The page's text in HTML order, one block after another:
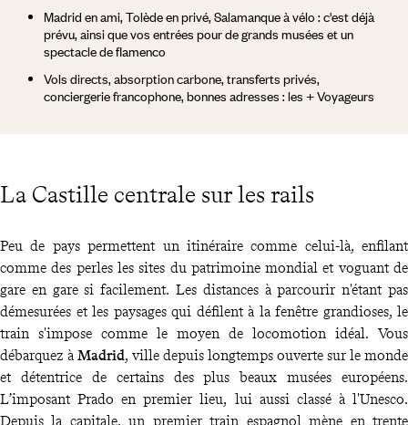
La Castille centrale sur les rails
Madrid en ami, Tolède en privé, Salamanque à vélo : c'est déjà
prévu, ainsi que vos entrées pour de grands musées et un
spectacle de flamenco
Vols directs, absorption carbone, transferts privés,
conciergerie francophone, bonnes adresses : les + Voyageurs
Peu de pays permettent un itinéraire comme celui-là, enfilant
comme des perles les sites du patrimoine mondial et voguant de
gare en gare si facilement. Les distances à parcourir n'étant pas
démesurées et les paysages qui défilent à la fenêtre grandioses, le
train s'impose comme le moyen de locomotion idéal. Vous
débarquez à Madrid, ville depuis longtemps ouverte sur le monde
et détentrice de certains des plus beaux musées européens.
L’imposant Prado en premier lieu, lui aussi classé à l'Unesco.
Depuis la capitale, un premier train espagnol mène en trente